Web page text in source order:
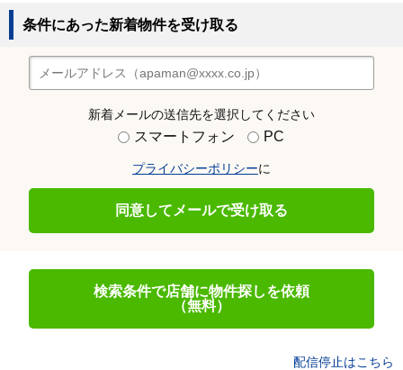
条件にあった新着物件を受け取る
新着メールの送信先を選択してください
スマートフォン PC
プライバシーポリシーに
同意してメールで受け取る
検索条件で店舗に物件探しを依頼
（無料）
配信停止はこちら